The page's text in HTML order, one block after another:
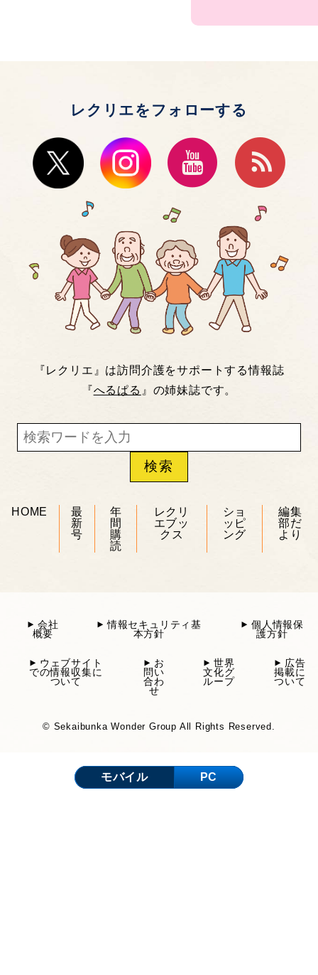
レクリエをフォローする
『レクリエ』は訪問介護をサポートする情報誌
『へるぱる 』の姉妹誌です。
HOME
最
新
号
年
間
購
読
レクリ
エブッ
クス
ショ
ッピ
ング
編集
部だ
より
会社
概要
情報セキュリティ基
本方針
個人情報保
護方針
ウェブサイト
での情報収集に
ついて
お
問い
合わ
せ
世界
文化グ
ループ
広告
掲載に
ついて
© Sekaibunka Wonder Group All Rights Reserved.
モバイル PC